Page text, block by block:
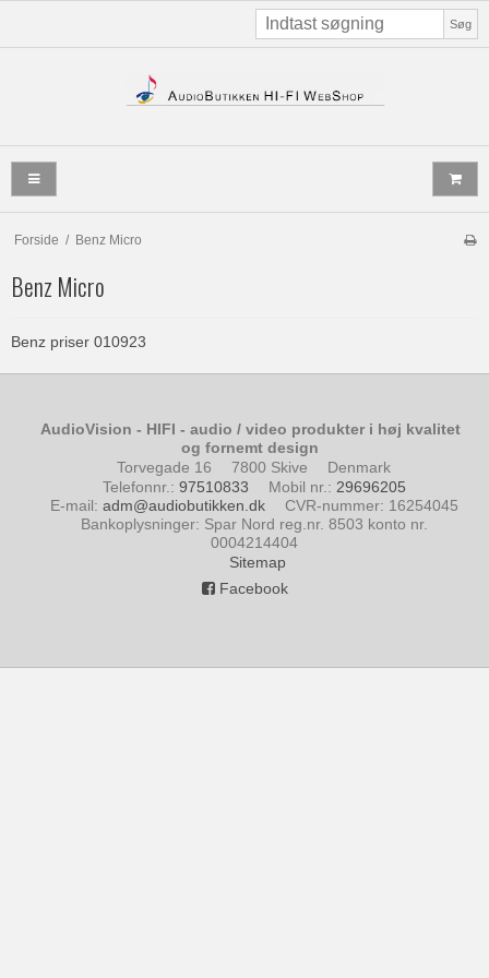
Søg
Forside / Benz Micro
Benz Micro
Benz priser 010923
AudioVision - HIFI - audio / video produkter i høj kvalitet
og fornemt design
Torvegade 16
7800 Skive
Denmark
Telefonnr. : 97510833 Mobil nr. : 29696205
E-mail: adm@audiobutikken.dk CVR-nummer: 16254045
Bankoplysninger: Spar Nord reg.nr. 8503 konto nr.
0004214404
Sitemap
Facebook